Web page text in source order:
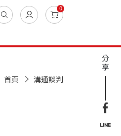
0
首頁 溝通談判
分
享